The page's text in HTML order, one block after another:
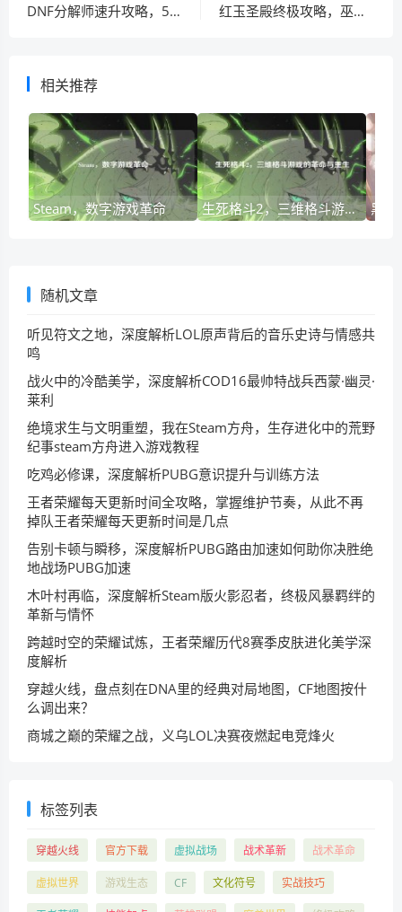
DNF分解师速升攻略，5大技巧助你3天满级！
红玉圣殿终极攻略，巫妖王之怒经典团队的试炼与征服
相关推荐
Steam，数字游戏革命 生死格斗2，三维格斗游戏的革命与重生
随机文章
听见符文之地，深度解析LOL原声背后的音乐史诗与情感共
鸣
战火中的冷酷美学，深度解析COD16最帅特战兵西蒙·幽灵·
莱利
绝境求生与文明重塑，我在Steam方舟，生存进化中的荒野
纪事steam方舟进入游戏教程
吃鸡必修课，深度解析PUBG意识提升与训练方法
王者荣耀每天更新时间全攻略，掌握维护节奏，从此不再
掉队王者荣耀每天更新时间是几点
告别卡顿与瞬移，深度解析PUBG路由加速如何助你决胜绝
地战场PUBG加速
木叶村再临，深度解析Steam版火影忍者，终极风暴羁绊的
革新与情怀
跨越时空的荣耀试炼，王者荣耀历代8赛季皮肤进化美学深
度解析
穿越火线，盘点刻在DNA里的经典对局地图，CF地图按什
么调出来？
商城之巅的荣耀之战，义乌LOL决赛夜燃起电竞烽火
标签列表
穿越火线 官方下载 虚拟战场 战术革新 战术革命
虚拟世界 游戏生态 CF 文化符号 实战技巧